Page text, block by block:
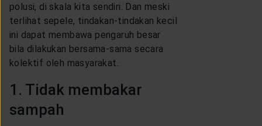
polusi, di skala kita sendiri. Dan meski
terlihat sepele, tindakan-tindakan kecil
ini dapat membawa pengaruh besar
bila dilakukan bersama-sama secara
kolektif oleh masyarakat.
1. Tidak membakar
sampah